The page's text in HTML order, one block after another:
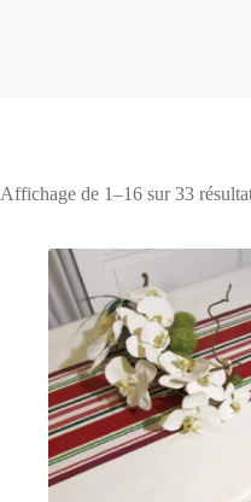
Affichage de 1–16 sur 33